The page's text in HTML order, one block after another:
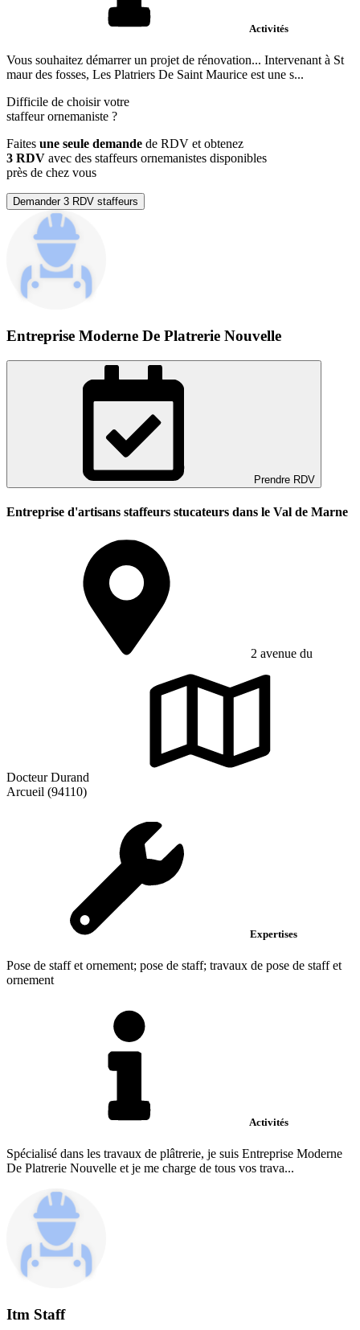
Activités
Vous souhaitez démarrer un projet de rénovation... Intervenant à St
maur des fosses, Les Platriers De Saint Maurice est une s...
Difficile de choisir votre
staffeur ornemaniste ?
Faites une seule demande de RDV et obtenez
3 RDV avec des staffeurs ornemanistes disponibles
près de chez vous
Demander 3 RDV staffeurs
Entreprise Moderne De Platrerie Nouvelle
Prendre RDV
Entreprise d'artisans staffeurs stucateurs dans le Val de Marne
2 avenue du
Docteur Durand
Arcueil (94110)
Expertises
Pose de staff et ornement; pose de staff; travaux de pose de staff et
ornement
Activités
Spécialisé dans les travaux de plâtrerie, je suis Entreprise Moderne
De Platrerie Nouvelle et je me charge de tous vos trava...
Itm Staff